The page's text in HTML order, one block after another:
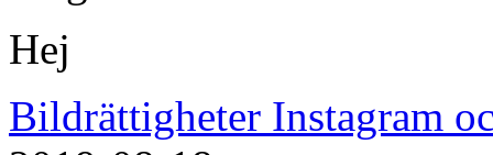
Hej
Bildrättigheter Instagram